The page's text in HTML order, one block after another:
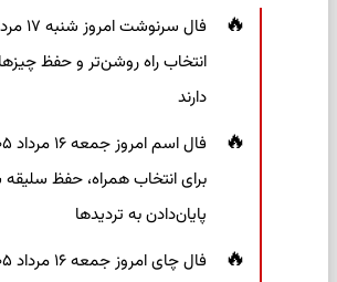
انتخاب راه روشن‌تر و حفظ
دارند
برای انتخاب همراه، حفظ
پایان‌دادن به تردیدها